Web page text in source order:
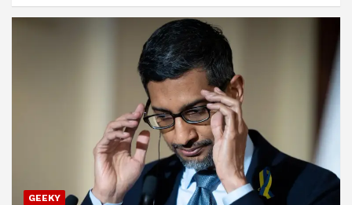
GEEKY